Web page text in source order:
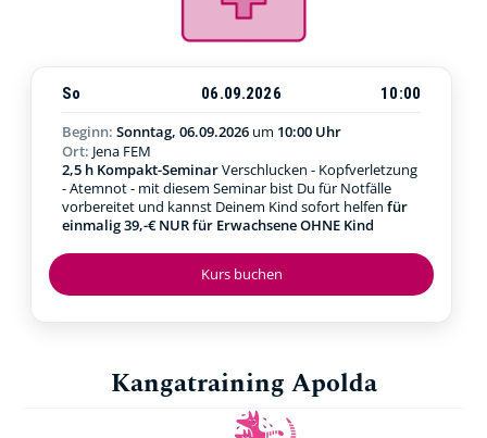
Kurs buchen
So 06.09.2026
10:00
Beginn: Sonntag, 06.09.2026 um 10:00 Uhr
Ort: Jena FEM
2,5 h Kompakt-SeminarVerschlucken - Kopfverletzung
- Atemnot - mit diesem Seminar bist Du für Notfälle
vorbereitet und kannst Deinem Kind sofort helfen für
einmalig 39,-€ NUR für Erwachsene OHNE Kind
Kangatraining Apolda